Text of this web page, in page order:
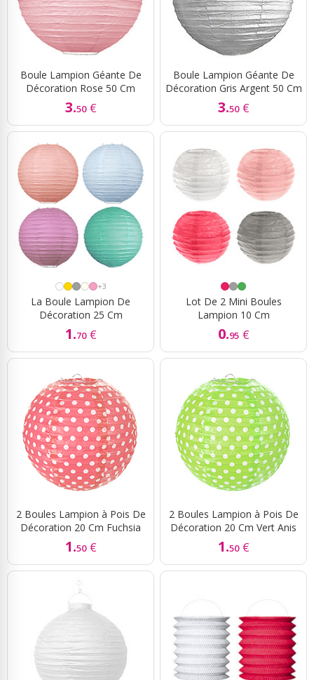
Boule Lampion Géante De
Décoration Rose 50 Cm
3.50 €
Boule Lampion Géante De
Décoration Gris Argent 50 Cm
3.50 €
+3
La Boule Lampion De
Décoration 25 Cm
1.70 €
Lot De 2 Mini Boules
Lampion 10 Cm
0.95 €
2 Boules Lampion à Pois De
Décoration 20 Cm Fuchsia
1.50 €
2 Boules Lampion à Pois De
Décoration 20 Cm Vert Anis
1.50 €